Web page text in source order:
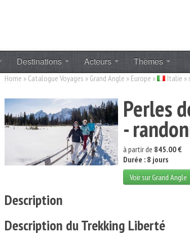
Destinations Acteurs Thèmes
Home » Catalogue Voyages » Grand Angle » Europe » Italie »
Perles
-
à partir de 845.00 €
Durée : 8 jours
Voir sur Grand Angle
Description
Description du Trekking Liberté